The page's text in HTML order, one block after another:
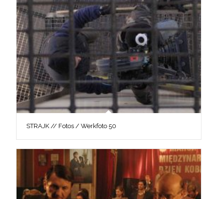
STRAJK // Fotos / Werkfoto 50